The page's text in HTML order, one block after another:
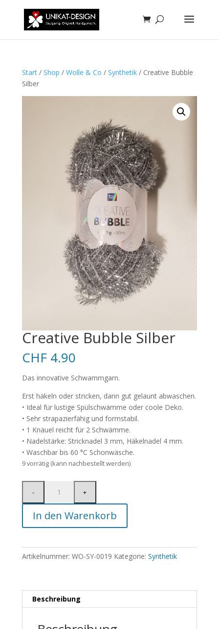
Start/ Shop / Wolle & Co / Synthetik/ Creative Bubble
Silber
Creative Bubble Silber
CHF4.90
Das innovative Schwammgarn.
Erst häkeln oder stricken, dann gut gelaunt abwaschen.
• Ideal für lustige Spülschwämme oder coole Deko.
• Sehr strapazierfähig und formstabil.
• 1 Knäuel reicht für 2 Schwämme.
• Nadelstärke: Stricknadel 3 mm, Häkelnadel 4 mm.
• Waschbar bis 60 °C Schonwäsche.
9 vorrätig (kann nachbestellt werden)
In den Warenkorb
Artikelnummer: WO-SY-0019 Kategorie: Synthetik
Beschreibung